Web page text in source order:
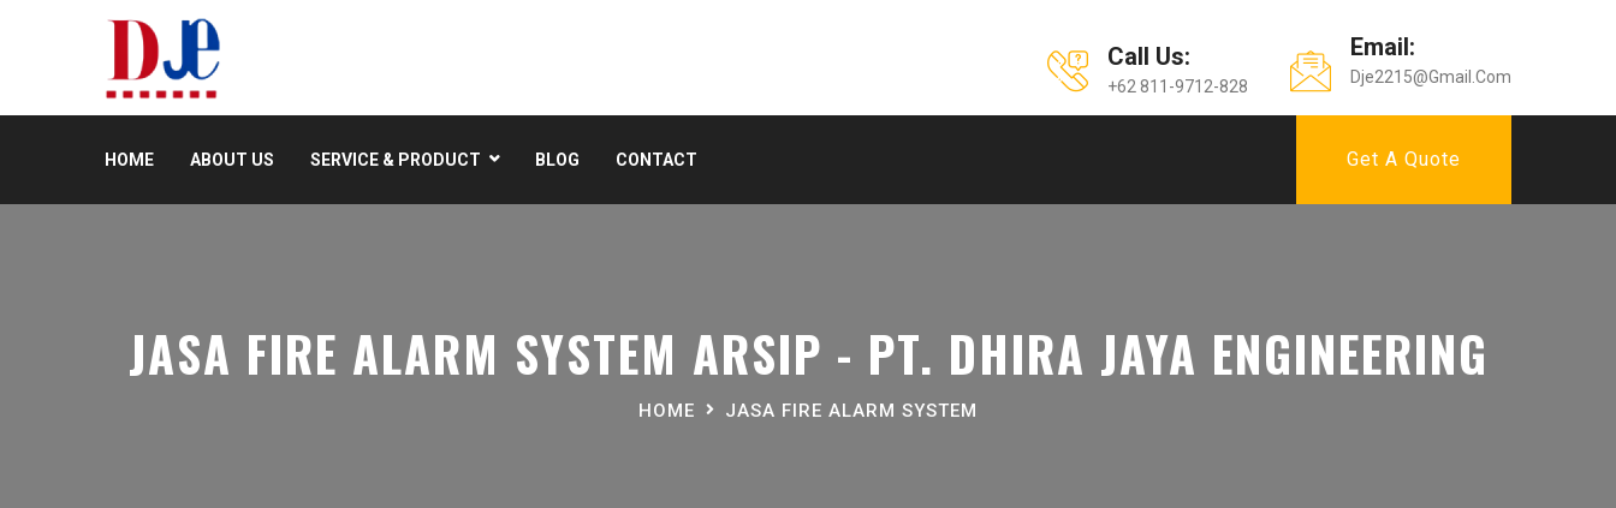
Call Us:
+62 811-9712-828
Email:
Dje2215@gmail.com
HOME ABOUT US SERVICE & PRODUCT BLOG CONTACT Get A Quote
JASA FIRE ALARM SYSTEM ARSIP - PT. DHIRA JAYA ENGINEERING
HOME JASA FIRE ALARM SYSTEM